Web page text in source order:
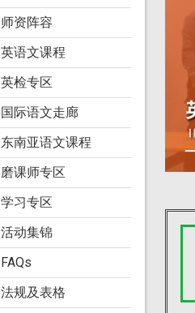
师资阵容
英语文课程
英检专区
国际语文走廊
东南亚语文课程
磨课师专区
学习专区
活动集锦
FAQs
法规及表格